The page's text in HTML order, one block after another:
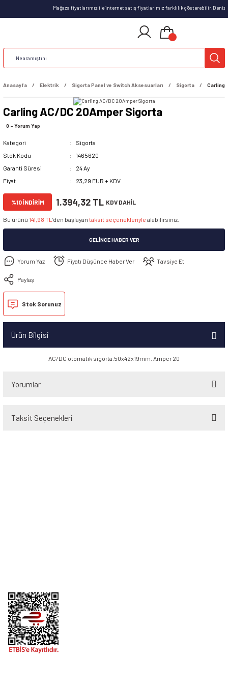
Mağaza fiyatlarımız ile internet satış fiyatlarımız farklılık
Anasayfa Elektrik Sigorta Panel ve Switch Aksesuarları Sigorta Carling
Carling AC/DC 20Amper Sigorta
0 - Yorum Yap
Kategori
Sigorta
Stok Kodu
1465620
Garanti Süresi
24 Ay
Fiyat
23,29 EUR + KDV
%10 İNDİRİM 1.394,32 TL KDV DAHİL
Bu ürünü 141,98 TL ’den başlayan taksit seçenekleriyle alabilirsiniz.
GELINCE HABER VER
Yorum Yaz Fiyatı Düşünce Haber Ver Tavsiye Et
Paylaş
Stok Sorunuz
Ürün Bilgisi
AC/DC otomatik sigorta.50x42x19mm. Amper 20
Yorumlar
Taksit Seçenekleri